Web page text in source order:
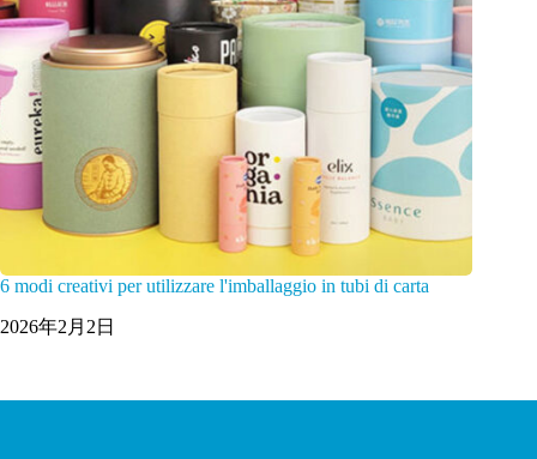
6 modi creativi per utilizzare l'imballaggio in tubi di carta
2026年2月2日